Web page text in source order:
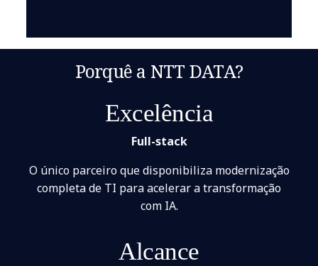
Porquê a NTT DATA?
Excelência
Full-stack
O único parceiro que disponibiliza modernização
completa de TI para acelerar a transformação
com IA.
Alcance